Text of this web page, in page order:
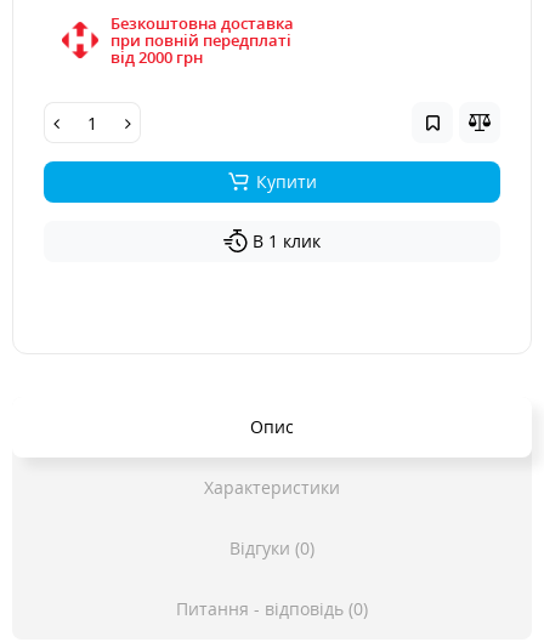
Безкоштовна доставка
при повній передплаті
вiд 2000 грн
Купити
В 1 клик
Опис
Характеристики
Відгуки (0)
Питання - відповідь (0)